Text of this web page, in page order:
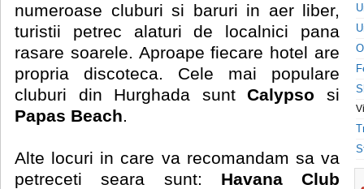
numeroase cluburi si baruri in aer liber,
turistii petrec alaturi de localnici pana
rasare soarele. Aproape fiecare hotel are
propria discoteca. Cele mai populare
cluburi din Hurghada suntCalypso si
Papas Beach.
Alte locuri in care va recomandam sa va
petreceti seara sunt: Havana Club